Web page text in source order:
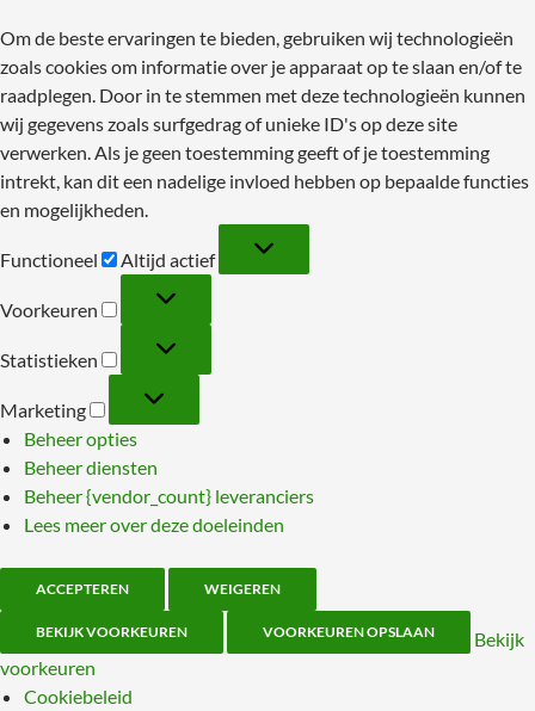
Om de beste ervaringen te bieden, gebruiken wij technologieën
zoals cookies om informatie over je apparaat op te slaan en/of te
raadplegen. Door in te stemmen met deze technologieën kunnen
wij gegevens zoals surfgedrag of unieke ID's op deze site
verwerken. Als je geen toestemming geeft of je toestemming
intrekt, kan dit een nadelige invloed hebben op bepaalde functies
en mogelijkheden.
Functioneel
Altijd actief
Voorkeuren
Statistieken
Marketing
Beheer opties
Beheer diensten
Beheer {vendor_count} leveranciers
Lees meer over deze doeleinden
ACCEPTEREN WEIGEREN
BEKIJK VOORKEUREN VOORKEUREN OPSLAAN
Bekijk
voorkeuren
Cookiebeleid